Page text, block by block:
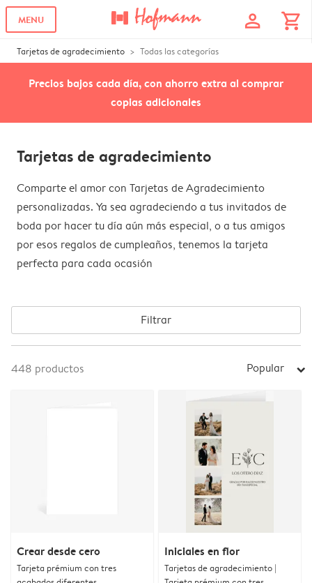
MENU profile shopping_cart
Tarjetas de agradecimiento Todas las categorías
Precios bajos cada día, con ahorro extra al comprar
copias adicionales
Tarjetas de agradecimiento
Comparte el amor con Tarjetas de Agradecimiento
personalizadas. Ya sea agradeciendo a tus invitados de
boda por hacer tu día aún más especial, o a tus amigos
por esos regalos de cumpleaños, tenemos la tarjeta
perfecta para cada ocasión
Filtrar
448 productos Popular arrow_right
Crear desde cero
Tarjeta prémium con tres
Iniciales en flor
Tarjetas de agradecimiento |